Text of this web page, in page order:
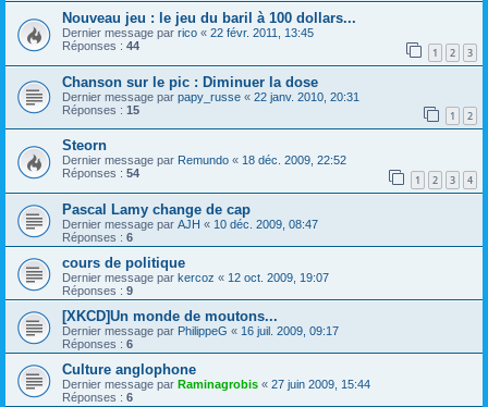
Nouveau jeu : le jeu du baril à 100 dollars...
Dernier message par rico « 22 févr. 2011, 13:45
Réponses : 44 1 2 3
Chanson sur le pic : Diminuer la dose
Dernier message par papy_russe « 22 janv. 2010, 20:31
Réponses : 15 1 2
Steorn
Dernier message par Remundo « 18 déc. 2009, 22:52
Réponses : 54 1 2 3 4
Pascal Lamy change de cap
Dernier message par AJH « 10 déc. 2009, 08:47
Réponses : 6
cours de politique
Dernier message par kercoz « 12 oct. 2009, 19:07
Réponses : 9
[XKCD]Un monde de moutons...
Dernier message par PhilippeG « 16 juil. 2009, 09:17
Réponses : 6
Culture anglophone
Dernier message par Raminagrobis « 27 juin 2009, 15:44
Réponses : 6